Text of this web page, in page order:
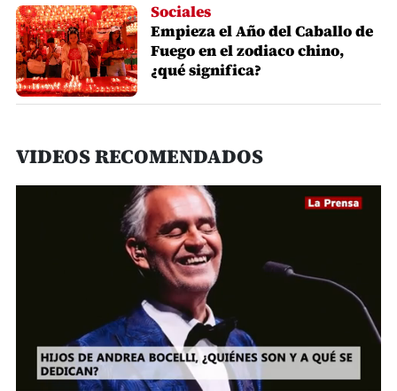
Sociales
Empieza el Año del Caballo de
Fuego en el zodiaco chino,
¿qué significa?
VIDEOS RECOMENDADOS